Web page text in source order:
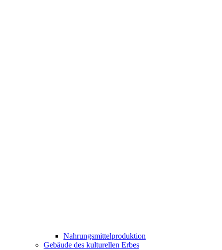
Nahrungsmittelproduktion
Gebäude des kulturellen Erbes